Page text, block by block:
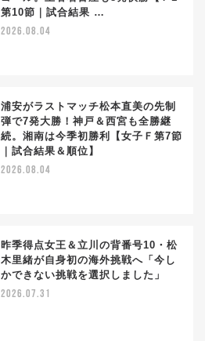
第10節｜試合結果 …
2026.08.04
浦安がラストマッチ松本直美の先制
弾で7発大勝！神戸＆西宮も全勝継
続。湘南は今季初勝利【女子Ｆ第7節
｜試合結果＆順位】
2026.08.04
昨季得点女王＆立川の背番号10・松
木里緒が自身初の海外挑戦へ「今し
かできない挑戦を選択しました」
2026.07.31